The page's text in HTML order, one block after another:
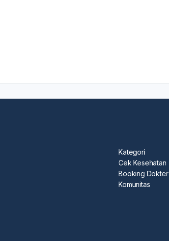
Kategori
Cek Kesehatan
Booking Dokter
Komunitas